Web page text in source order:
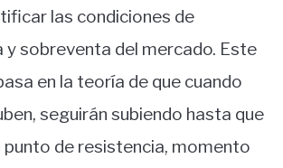
las condiciones de
sobreventa del mercado. Este
en la teoría de que cuando
seguirán subiendo hasta que
punto de resistencia, momento